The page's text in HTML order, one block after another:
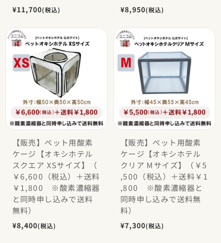
¥11,700(税込) ¥8,950(税込)
【販売】ペット用酸素
ケージ【オキシホテル
スクエア XSサイズ】（
￥6,600（税込）＋送料
￥1,800 ※酸素濃縮器
と同時申し込みで送料
無料）
¥8,400(税込)
【販売】ペット用酸素
ケージ【オキシホテル
クリア Mサイズ】（￥5
,500（税込）＋送料￥1
,800 ※酸素濃縮器と
同時申し込みで送料無
料）
¥7,300(税込)